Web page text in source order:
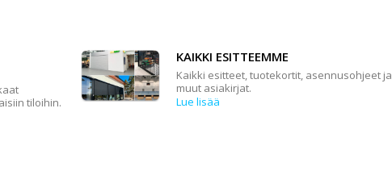
tiloihin.
KAIKKI ESITTEEMME
Kaikki esitteet, tuotekortit, asennusohjeet ja
muut asiakirjat.
Lue lisää